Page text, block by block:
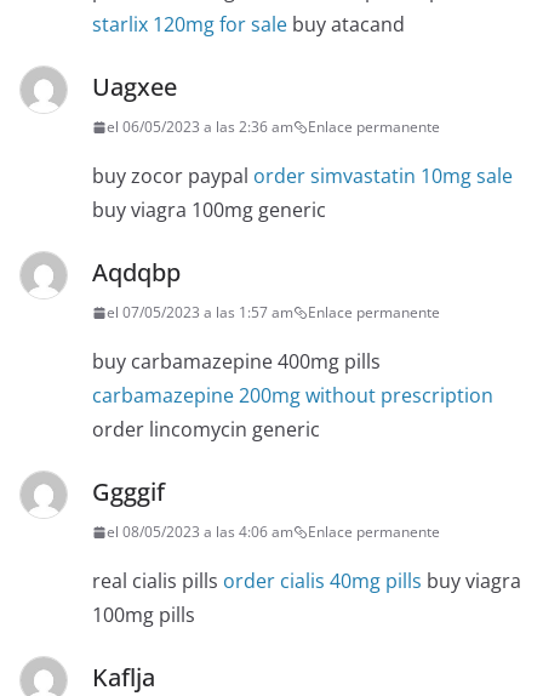
starlix 120mg for sale buy atacand
Uagxee
el 06/05/2023 a las 2:36 am Enlace permanente
buy zocor paypal order simvastatin 10mg sale
buy viagra 100mg generic
Aqdqbp
el 07/05/2023 a las 1:57 am Enlace permanente
buy carbamazepine 400mg pills
carbamazepine 200mg without prescription
order lincomycin generic
Ggggif
el 08/05/2023 a las 4:06 am Enlace permanente
real cialis pills order cialis 40mg pills buy viagra
100mg pills
Kaflja